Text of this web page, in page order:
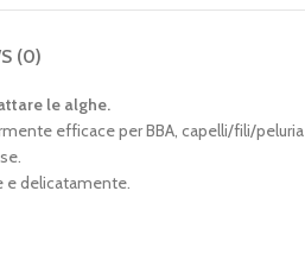
(0)
le alghe.
efficace per BBA, capelli/fili/
e delicatamente.